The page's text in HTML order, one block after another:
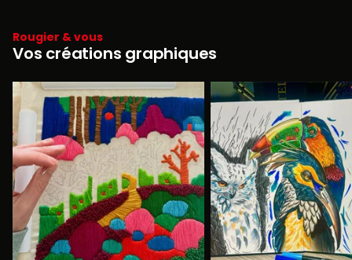
Rougier & vous
Vos créations graphiques